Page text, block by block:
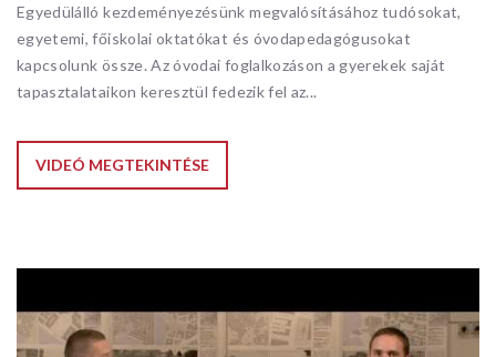
Egyedülálló kezdeményezésünk megvalósításához tudósokat,
egyetemi, főiskolai oktatókat és óvodapedagógusokat
kapcsolunk össze. Az óvodai foglalkozáson a gyerekek saját
tapasztalataikon keresztül fedezik fel az...
VIDEÓ MEGTEKINTÉSE